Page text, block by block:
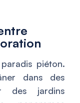
piéton.
dans des
des jardins